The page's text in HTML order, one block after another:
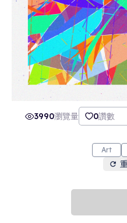
3990瀏覽量 0讚數
Art